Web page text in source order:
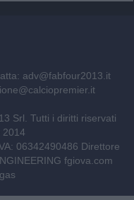
adv@fabfour2013.it
Srl. Tutti i diritti riservati
2014
06342490486 Direttore
fgiova.com